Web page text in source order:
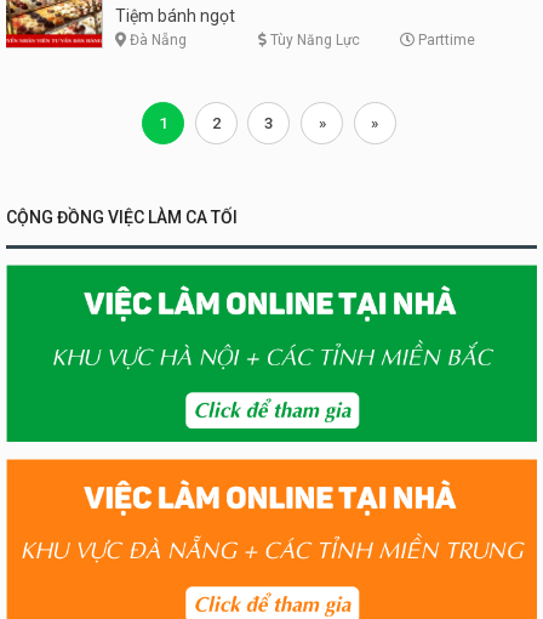
Tiệm bánh ngọt
Đà Nẵng Tùy Năng Lực Parttime
1 2 3 » »
CỘNG ĐỒNG VIỆC LÀM CA TỐI